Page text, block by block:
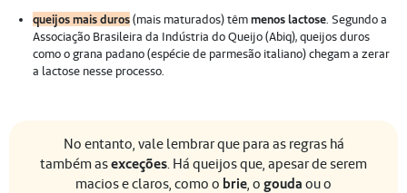
queijos mais duros(mais maturados) têmmenos lactose. Segundo a
Associação Brasileira da Indústria do Queijo (Abiq), queijos duros
como o grana padano (espécie de parmesão italiano) chegam a zerar
a lactose nesse processo.
No entanto, vale lembrar que para as regras há
também asexceções. Há queijos que, apesar de serem
macios e claros, como o brie, o gouda ou o